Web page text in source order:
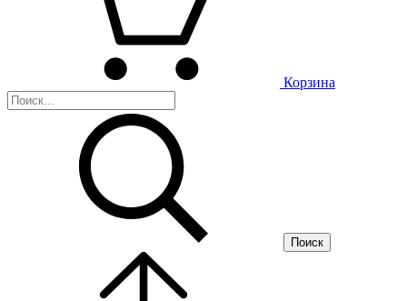
Корзина
Поиск